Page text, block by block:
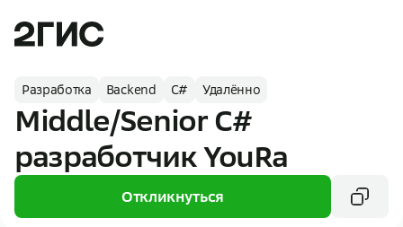
Разработка Backend C# Удалённо
Middle/Senior C#
разработчик YouRa
Откликнуться